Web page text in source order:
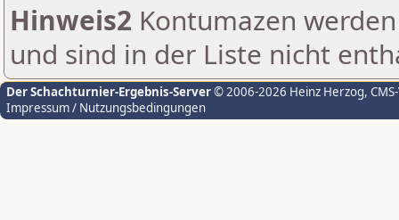
Hinweis2 Kontumazen
und sind in der Liste nicht
Der Schachturnier-Ergebnis-Server© 2006-2026 Heinz Herzog,
Impressum / Nutzungsbedingungen